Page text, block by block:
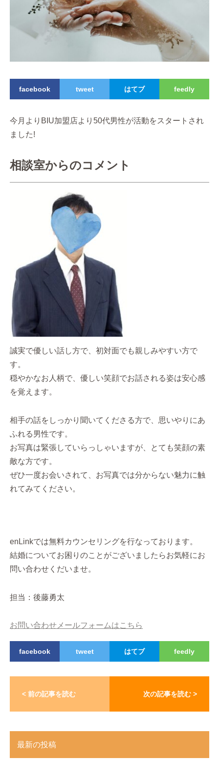
facebook tweet はてブ feedly
今月よりBIU加盟店より50代男性が活動をスタートされ
ました!
相談室からのコメント
誠実で優しい話し方で、初対面でも親しみやすい方で
す。
穏やかなお人柄で、優しい笑顔でお話される姿は安心感
を覚えます。
相手の話をしっかり聞いてくださる方で、思いやりにあ
ふれる男性です。
お写真は緊張していらっしゃいますが、とても笑顔の素
敵な方です。
ぜひ一度お会いされて、お写真では分からない魅力に触
れてみてください。
enLinkでは無料カウンセリングを行なっております。
結婚についてお困りのことがございましたらお気軽にお
問い合わせくだいませ。
担当：後藤勇太
お問い合わせメールフォームはこちら
facebook tweet はてブ feedly
< 前の記事を読む 次の記事を読む >
最新の投稿